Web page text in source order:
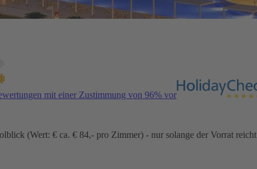
mit einer Zustimmung von 96% vor
(Wert: € ca. € 84,- pro Zimmer) - nur solange der Vorrat reicht